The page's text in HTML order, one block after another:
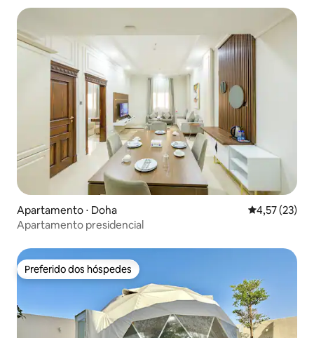
Apartamento ⋅ Doha 4,57 de uma
4,57 (23)
Apartamento presidencial
Preferido dos hóspedes
Preferido dos hóspedes